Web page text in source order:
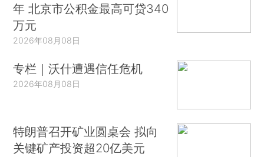
年 北京市公积金最高可贷340
万元
2026年08月08日
专栏｜沃什遭遇信任危机
2026年08月08日
特朗普召开矿业圆桌会 拟向
关键矿产投资超20亿美元